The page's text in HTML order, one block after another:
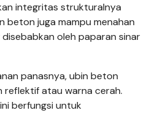
integritas strukturalnya
beton juga mampu menahan
oleh paparan sinar
panasnya, ubin beton
reflektif atau warna cerah.
berfungsi untuk